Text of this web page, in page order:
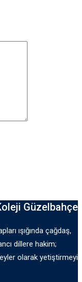
Güzelbahçe
ışığında çağdaş,
dillere hakim;
olarak yetiştirmeyi